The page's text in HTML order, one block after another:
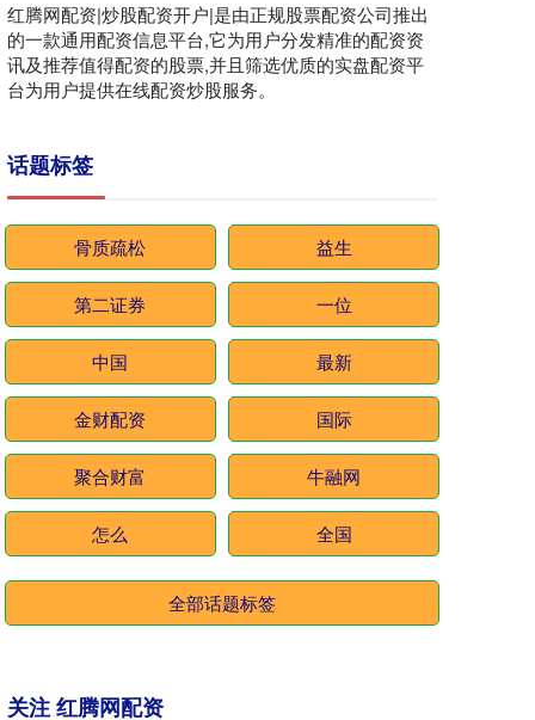
红腾网配资|炒股配资开户|是由正规股票配资公司推出
的一款通用配资信息平台,它为用户分发精准的配资资
讯及推荐值得配资的股票,并且筛选优质的实盘配资平
台为用户提供在线配资炒股服务。
话题标签
骨质疏松 益生
第二证券 一位
中国 最新
金财配资 国际
聚合财富 牛融网
怎么 全国
全部话题标签
关注 红腾网配资